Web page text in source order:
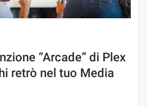
“Arcade” di Plex
retrò nel tuo Media